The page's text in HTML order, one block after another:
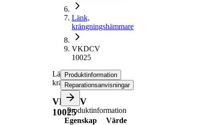
Länk,
krängningshämmare
VKDCV
10025
Länk,
krängningshämmare
VKDCV
10025
Produktinformation
Reparationsanvisningar
Produktinformation
Egenskap
Värde